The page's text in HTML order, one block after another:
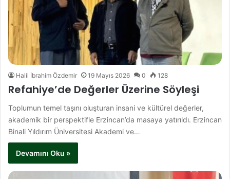
Halil İbrahim Özdemir 19 Mayıs 2026 0 128
Refahiye’de Değerler Üzerine Söyleşi
Toplumun temel taşını oluşturan insani ve kültürel değerler,
akademik bir perspektifle Erzincan’da masaya yatırıldı. Erzincan
Binali Yıldırım Üniversitesi Akademi ve…
Devamını Oku »